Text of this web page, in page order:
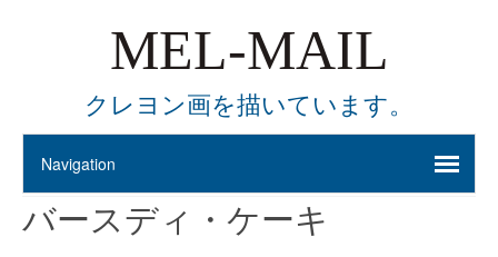
MEL-MAIL
クレヨン画を描いています。
バースディ・ケーキ